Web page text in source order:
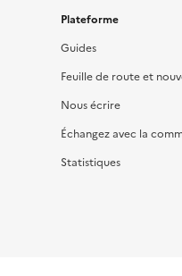
Plateforme
Guides
Feuille de route et
Nous écrire
Échangez avec la
Statistiques